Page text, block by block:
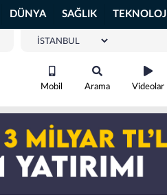
DÜNYA SAĞLIK TEKNOLOJİ
Mobil Arama Videolar